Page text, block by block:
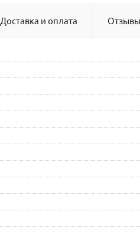
Доставка и оплата Отзывы